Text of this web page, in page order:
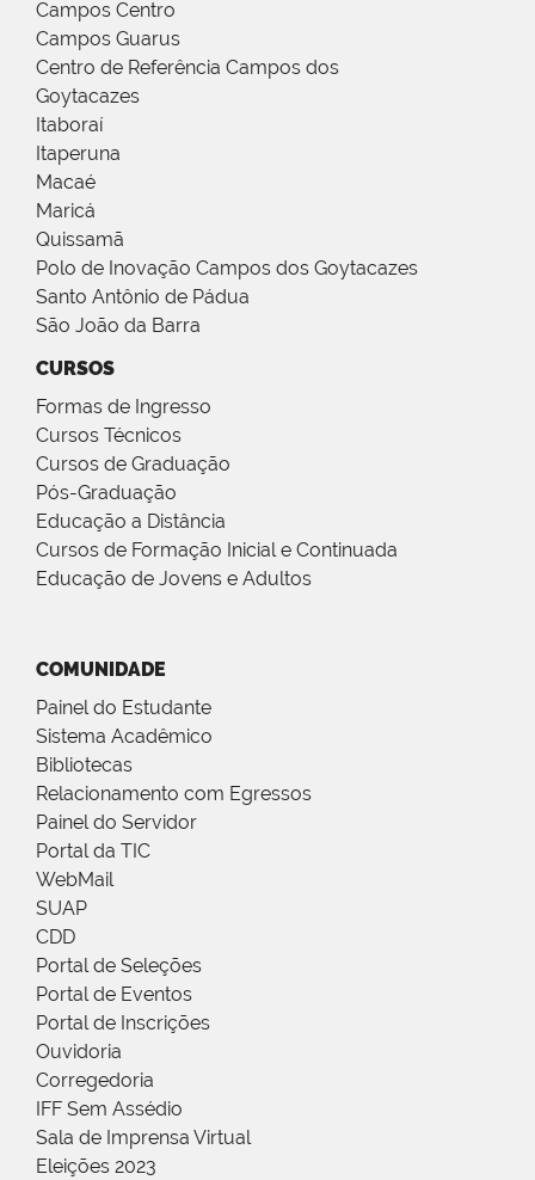
Campos Centro
Campos Guarus
Centro de Referência Campos dos
Goytacazes
Itaboraí
Itaperuna
Macaé
Maricá
Quissamã
Polo de Inovação Campos dos Goytacazes
Santo Antônio de Pádua
São João da Barra
CURSOS
Formas de Ingresso
Cursos Técnicos
Cursos de Graduação
Pós-Graduação
Educação a Distância
Cursos de Formação Inicial e Continuada
Educação de Jovens e Adultos
COMUNIDADE
Painel do Estudante
Sistema Acadêmico
Bibliotecas
Relacionamento com Egressos
Painel do Servidor
Portal da TIC
WebMail
SUAP
CDD
Portal de Seleções
Portal de Eventos
Portal de Inscrições
Ouvidoria
Corregedoria
IFF Sem Assédio
Sala de Imprensa Virtual
Eleições 2023